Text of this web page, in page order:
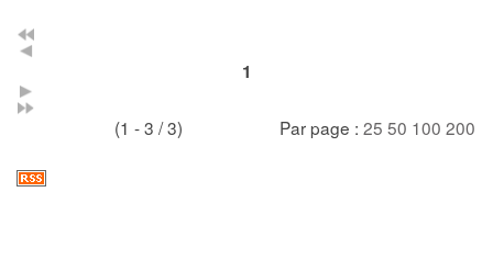
1
(1 - 3 / 3) Par page : 25 50 100 200